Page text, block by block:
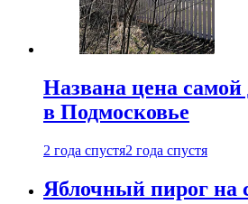
Названа цена
в Подмосковье
2 года спустя2 года спустя
Яблочный пирог на